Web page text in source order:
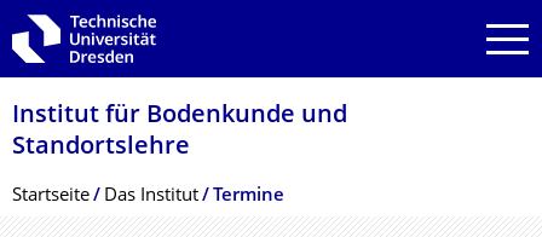
Zur Hauptnavigation springen
Zur Suche springen
Zum Inhalt springen
Institut für Bodenkunde und
Standortslehre
Breadcrumb-Menü
Startseite Das Institut Termine